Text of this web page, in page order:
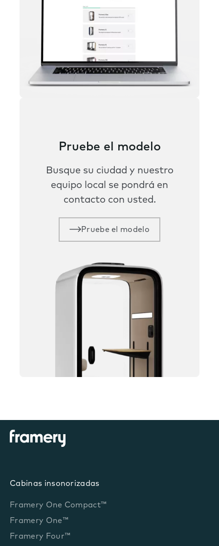
Pruebe el modelo
Busque su ciudad y nuestro
equipo local se pondrá en
contacto con usted.
Pruebe el modelo
Cabinas insonorizadas
Framery One Compact™
Framery One™
Framery Four™